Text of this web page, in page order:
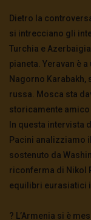
Dietro la
si intrecciano gli
Turchia e
pianeta. Yeravan è
Nagorno Karabakh,
russa. Mosca sta
storicamente
In questa intervista
Pacini analizziamo
sostenuto da
riconferma di Nikol
equilibri eurasiatici
? L’Armenia si è